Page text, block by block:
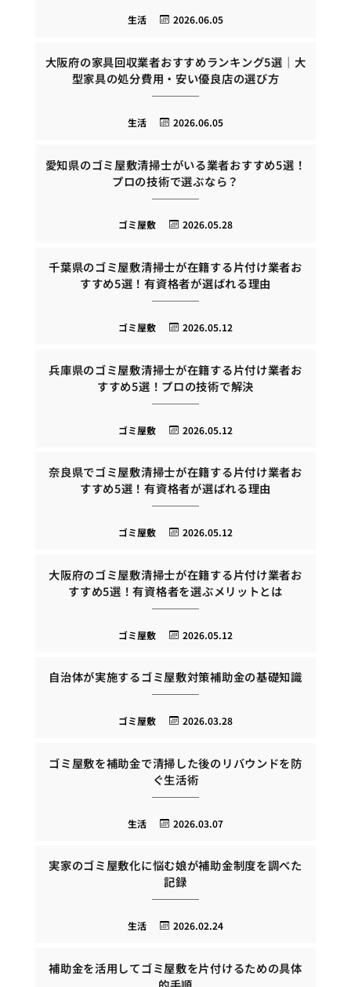
2026.06.05
生活
大阪府の家具回収業者おすすめランキング5選｜大
型家具の処分費用・安い優良店の選び方
2026.06.05
生活
愛知県のゴミ屋敷清掃士がいる業者おすすめ5選！
プロの技術で選ぶなら？
2026.05.28
ゴミ屋敷
千葉県のゴミ屋敷清掃士が在籍する片付け業者お
すすめ5選！有資格者が選ばれる理由
2026.05.12
ゴミ屋敷
兵庫県のゴミ屋敷清掃士が在籍する片付け業者お
すすめ5選！プロの技術で解決
2026.05.12
ゴミ屋敷
奈良県でゴミ屋敷清掃士が在籍する片付け業者お
すすめ5選！有資格者が選ばれる理由
2026.05.12
ゴミ屋敷
大阪府のゴミ屋敷清掃士が在籍する片付け業者お
すすめ5選！有資格者を選ぶメリットとは
2026.05.12
ゴミ屋敷
自治体が実施するゴミ屋敷対策補助金の基礎知識
2026.03.28
ゴミ屋敷
ゴミ屋敷を補助金で清掃した後のリバウンドを防
ぐ生活術
2026.03.07
生活
実家のゴミ屋敷化に悩む娘が補助金制度を調べた
記録
2026.02.24
生活
補助金を活用してゴミ屋敷を片付けるための具体